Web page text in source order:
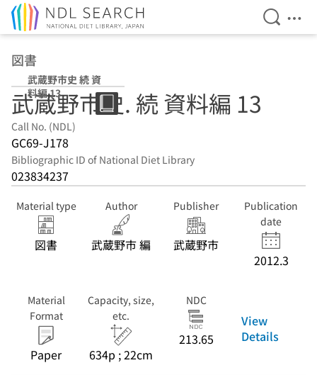
Open
図書
武蔵野市史 続 資
料編 13
武蔵野市史. 続 資料編 13
Call No. (NDL)
GC69-J178
Bibliographic ID of National Diet Library
023834237
Material type
図書
Author
武蔵野市 編
Publisher
武蔵野市
Publication
date
2012.3
Material
Format
Paper
Capacity, size,
etc.
634p ; 22cm
NDC
213.65
View
Details